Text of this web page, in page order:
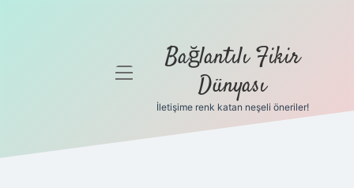
Gizlilik
menüyü
Bağlantılı Fikir
Dünyası
İletişime renk katan neşeli öneriler!